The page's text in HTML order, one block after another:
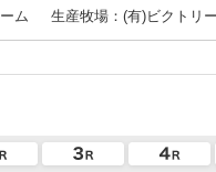
ム
生産牧場：(有)ビクトリ